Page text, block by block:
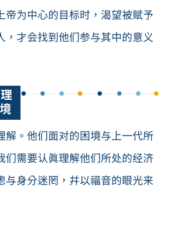
帝为中心的目标时，渴望被赋予
，才会找到他们参与其中的意义
解。他们面对的困境与上一代所
们需要认真理解他们所处的经济
与身分迷罔，并以福音的眼光来